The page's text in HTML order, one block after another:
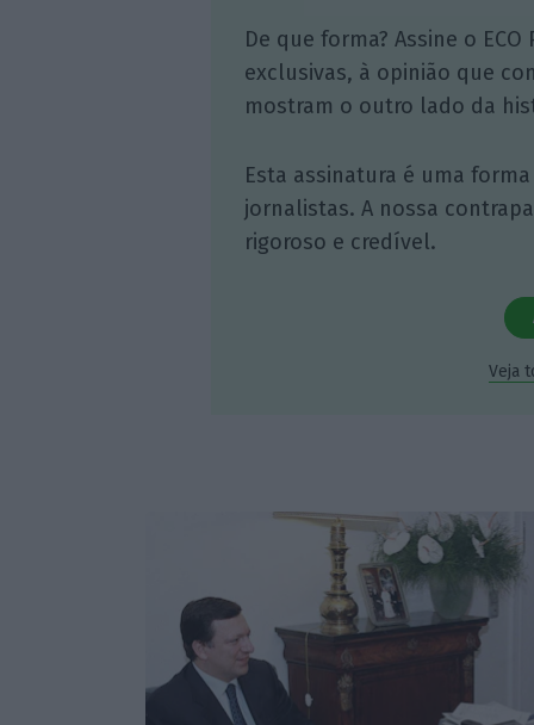
De que forma? Assine o
exclusivas, à opinião que
mostram o outro lado da
Esta assinatura é uma
jornalistas. A nossa
rigoroso e credível.
Veja